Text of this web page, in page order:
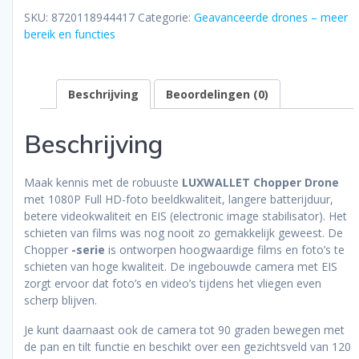
1080P
Full
Obstacle
Stabilisator
-
1200
Meter
Afstand
+
2x
Accu
SKU: 8720118944417 Categorie: Geavanceerde drones – meer
bereik en functies
Beschrijving Beoordelingen (0)
Beschrijving
Maak kennis met de robuuste LUXWALLET Chopper Drone
met 1080P Full HD-foto beeldkwaliteit, langere batterijduur,
betere videokwaliteit en EIS (electronic image stabilisator). Het
schieten van films was nog nooit zo gemakkelijk geweest. De
Chopper -serie is ontworpen hoogwaardige films en foto’s te
schieten van hoge kwaliteit. De ingebouwde camera met EIS
zorgt ervoor dat foto’s en video’s tijdens het vliegen even
scherp blijven.
Je kunt daarnaast ook de camera tot 90 graden bewegen met
de pan en tilt functie en beschikt over een gezichtsveld van 120